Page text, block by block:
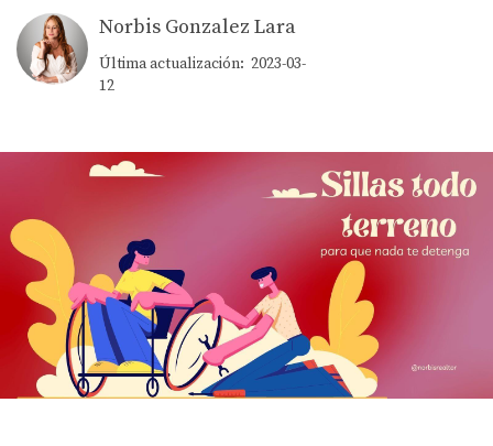
Norbis Gonzalez Lara
Última actualización: 2023-03-
12